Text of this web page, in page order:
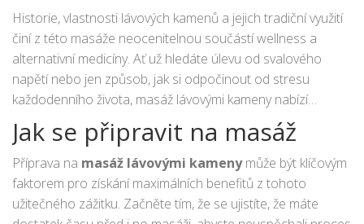
Historie, vlastnosti lávových kamenů a jejich tradiční využití
činí z této masáže neocenitelnou součástí wellness a
alternativní medicíny. Ať už hledáte úlevu od svalového
napětí nebo jen způsob, jak si odpočinout od stresu
každodenního života, masáž lávovými kameny nabízí
jedinečnou kombinaci starodávné moudrosti a moderní
praxe, která je k dispozici každému.
Jak se připravit na masáž
Příprava na masáž lávovými kamenymůže být klíčovým
faktorem pro získání maximálních benefitů z tohoto
užitečného zážitku. Začněte tím, že se ujistíte, že máte